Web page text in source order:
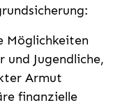
Möglichkeiten
Jugendliche,
Armut
finanzielle